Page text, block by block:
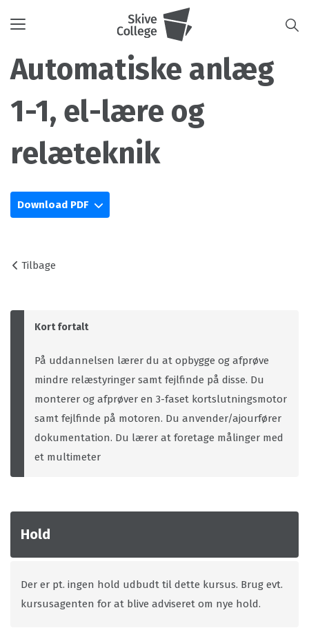
Toggle
Automatiske anlæg
1-1, el-lære og
relæteknik
Download PDF
Tilbage
Kort fortalt
På uddannelsen lærer du at opbygge og afprøve
mindre relæstyringer samt fejlfinde på disse. Du
monterer og afprøver en 3-faset kortslutningsmotor
samt fejlfinde på motoren. Du anvender/ajourfører
dokumentation. Du lærer at foretage målinger med
et multimeter
Hold
Der er pt. ingen hold udbudt til dette kursus. Brug evt.
kursusagenten for at blive adviseret om nye hold.